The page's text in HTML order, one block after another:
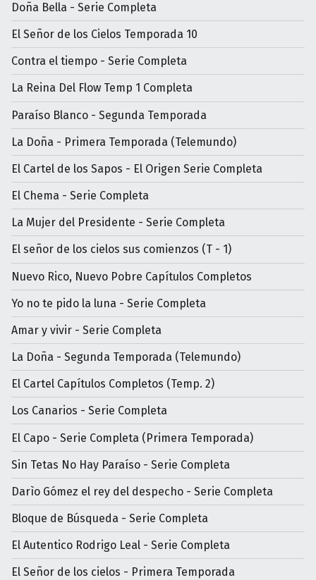
Doña Bella - Serie Completa
El Señor de los Cielos Temporada 10
Contra el tiempo - Serie Completa
La Reina Del Flow Temp 1 Completa
Paraíso Blanco - Segunda Temporada
La Doña - Primera Temporada (Telemundo)
El Cartel de los Sapos - El Origen Serie Completa
El Chema - Serie Completa
La Mujer del Presidente - Serie Completa
El señor de los cielos sus comienzos (T - 1)
Nuevo Rico, Nuevo Pobre Capítulos Completos
Yo no te pido la luna - Serie Completa
Amar y vivir - Serie Completa
La Doña - Segunda Temporada (Telemundo)
El Cartel Capítulos Completos (Temp. 2)
Los Canarios - Serie Completa
El Capo - Serie Completa (Primera Temporada)
Sin Tetas No Hay Paraíso - Serie Completa
Darìo Gómez el rey del despecho - Serie Completa
Bloque de Búsqueda - Serie Completa
El Autentico Rodrigo Leal - Serie Completa
El Señor de los cielos - Primera Temporada